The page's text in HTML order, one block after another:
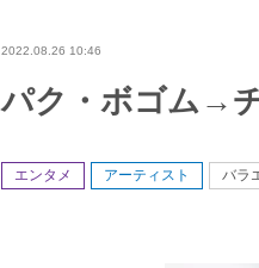
2022.08.26 10:46
パク・ボゴム→
エンタメ アーティスト バラ